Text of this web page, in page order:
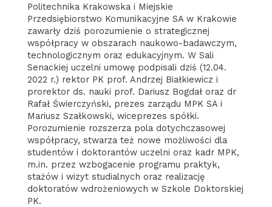
Politechnika Krakowska i Miejskie
Przedsiębiorstwo Komunikacyjne SA w Krakowie
zawarły dziś porozumienie o strategicznej
współpracy w obszarach naukowo-badawczym,
technologicznym oraz edukacyjnym. W Sali
Senackiej uczelni umowę podpisali dziś (12.04.
2022 r.) rektor PK prof. Andrzej Białkiewicz i
prorektor ds. nauki prof. Dariusz Bogdał oraz dr
Rafał Świerczyński, prezes zarządu MPK SA i
Mariusz Szałkowski, wiceprezes spółki.
Porozumienie rozszerza pola dotychczasowej
współpracy, stwarza też nowe możliwości dla
studentów i doktorantów uczelni oraz kadr MPK,
m.in. przez wzbogacenie programu praktyk,
stażów i wizyt studialnych oraz realizację
doktoratów wdrożeniowych w Szkole Doktorskiej
PK.